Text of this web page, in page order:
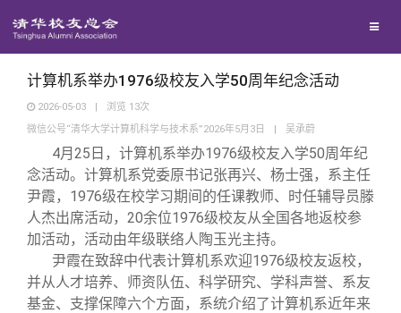
地区联络
年级联络
院系校友工作
专业委员会
兴趣群体
回馈母校
捐赠项目
捐赠新闻
捐赠纪事
捐赠方法
媒体平台
《清华校友通讯》
《水木清华》
我要订阅
百年清华
清华人物
清华故事
校友服务
终身学习
校友总会
计算机系举办1976级校友入学50周年纪念活动
2026-05-03 | 浏览 13次
微信公号“清华大学计算机科学与技术系”2026年5月3日
| 吴承蔚
4月25日，计算机系举办1976级校友入学50周年纪
念活动。计算机系党委原书记张再兴、杨士强，系主任
尹霞，1976级在校学习期间的任课教师、时任辅导员滕
人杰出席活动，20余位1976级校友从全国各地返校参
加活动，活动由年级联络人陶玉光主持。
尹霞在致辞中代表计算机系欢迎1976级校友返校，
并从人才培养、师资队伍、科学研究、学科声誉、系友
基金、支撑保障六个方面，系统介绍了计算机系近年来